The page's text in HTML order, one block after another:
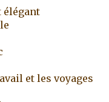
élégant
et les voyages